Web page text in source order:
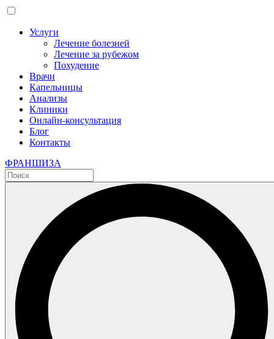
Услуги
Лечение болезней
Лечение за рубежом
Похудение
Врачи
Капельницы
Анализы
Клиники
Онлайн-консультация
Блог
Контакты
ФРАНШИЗА